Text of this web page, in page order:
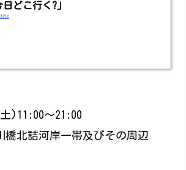
どこ行く?」
)11:00～21:00
橋北詰河岸一帯及びその周辺